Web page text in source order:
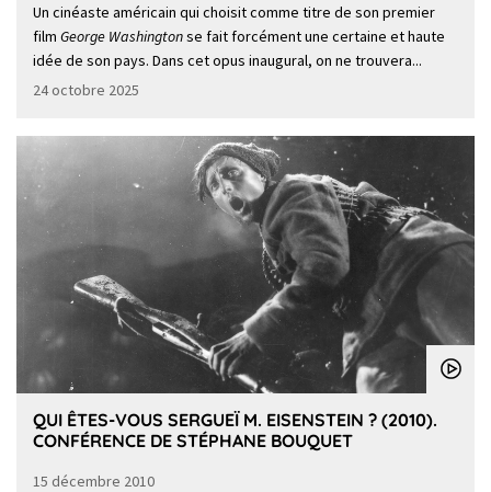
Un cinéaste américain qui choisit comme titre de son premier
film George Washingtonse fait forcément une certaine et haute
idée de son pays. Dans cet opus inaugural, on ne trouvera...
24 octobre 2025
QUI ÊTES-VOUS SERGUEÏ M. EISENSTEIN ? (2010).
CONFÉRENCE DE STÉPHANE BOUQUET
15 décembre 2010